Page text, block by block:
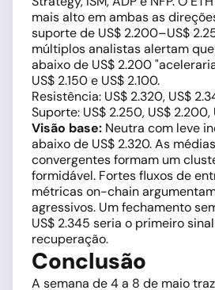
mais alto em ambas as
suporte de US$ 2.200–US$
múltiplos analistas alertam
abaixo de US$ 2.200
US$ 2.150 e US$ 2.100.
Resistência: US$ 2.320, US$
Suporte: US$ 2.250, US$ 2.200,
Visão base: Neutra com leve
abaixo de US$ 2.320. As
convergentes formam um
formidável. Fortes fluxos de
métricas on-chain
agressivos. Um fechamento
US$ 2.345 seria o primeiro
recuperação.
Conclusão
A semana de 4 a 8 de maio